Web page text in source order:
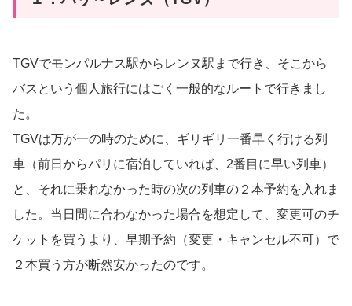
TGVでモンパルナス駅からレンヌ駅まで行き、そこから
バスという個人旅行にはごく一般的なルートで行きまし
た。
TGVは万が一の時のために、ギリギリ一番早く行ける列
車（前日からパリに宿泊していれば、2番目に早い列車）
と、それに乗れなかった時の次の列車の２本予約を入れま
した。当日間に合わなかった場合を想定して、変更可のチ
ケットを買うより、早期予約（変更・キャンセル不可）で
２本買う方が断然安かったのです。